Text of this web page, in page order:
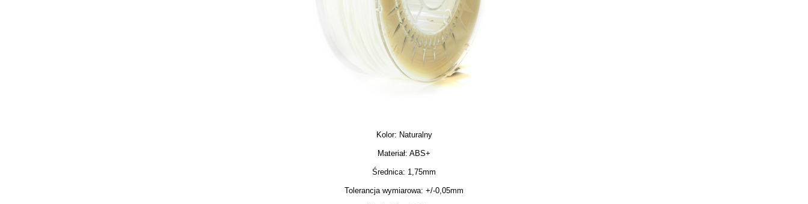
Kolor: Naturalny
Materiał: ABS+
Średnica: 1,75mm
Tolerancja wymiarowa: +/-0,05mm